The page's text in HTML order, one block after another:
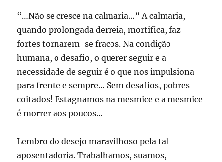
“…Não se cresce na calmaria…” A calmaria,
quando prolongada derreia, mortifica, faz
fortes tornarem-se fracos. Na condição
humana, o desafio, o querer seguir e a
necessidade de seguir é o que nos impulsiona
para frente e sempre… Sem desafios, pobres
coitados! Estagnamos na mesmice e a mesmice
é morrer aos poucos…
Lembro do desejo maravilhoso pela tal
aposentadoria. Trabalhamos, suamos,